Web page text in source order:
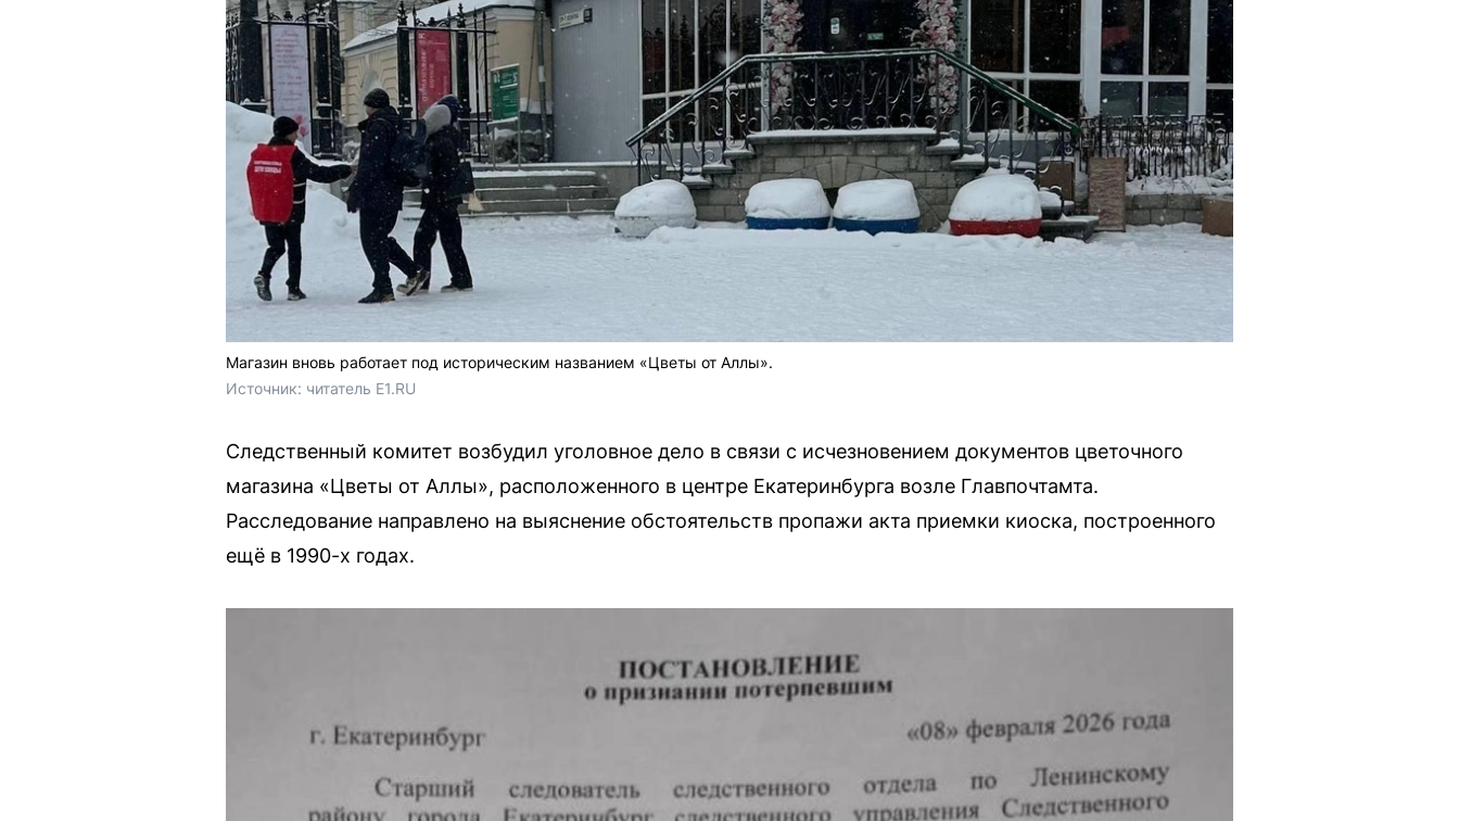
Магазин вновь работает под историческим названием «Цветы от Аллы».
Источник: читатель E1.RU
Следственный комитет возбудил уголовное дело в связи с исчезновением документов цветочного
магазина «Цветы от Аллы», расположенного в центре Екатеринбурга возле Главпочтамта.
Расследование направлено на выяснение обстоятельств пропажи акта приемки киоска, построенного
ещё в 1990-х годах.